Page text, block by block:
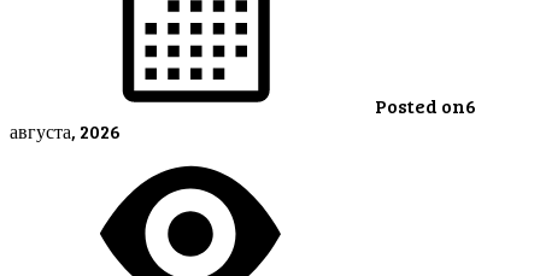
Posted on6
августа, 2026